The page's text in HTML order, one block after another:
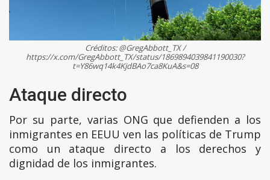
Créditos: @GregAbbott_TX /
https://x.com/GregAbbott_TX/status/1869894039841190030?
t=Y86wq14k4KjdBAo7ca8KuA&s=08
Ataque directo
Por su parte, varias ONG que defienden a los
inmigrantes en EEUU ven las políticas de Trump
como un ataque directo a los derechos y
dignidad de los inmigrantes.